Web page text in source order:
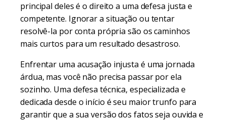
principal deles é o direito a uma defesa justa e
competente. Ignorar a situação ou tentar
resolvê-la por conta própria são os caminhos
mais curtos para um resultado desastroso.
Enfrentar uma acusação injusta é uma jornada
árdua, mas você não precisa passar por ela
sozinho. Uma defesa técnica, especializada e
dedicada desde o início é seu maior trunfo para
garantir que a sua versão dos fatos seja ouvida e